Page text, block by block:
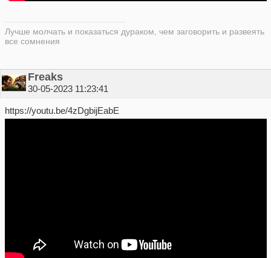
Лучше молчать и показаться дураком, чем заговорить и развеять
все сомнения
Freaks
30-05-2023 11:23:41
https://youtu.be/4zDgbijEabE